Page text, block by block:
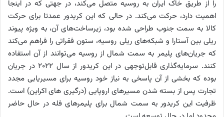
را از طریق خاک ایران به روسیه متصل می‌کند، در جهتی که در اینجا
اهمیت دارد، حرکت می‌کند. در حالی که این کریدور عمدتا برای حرکت
کالا به سمت جنوب طراحی شده بود، زیرساخت‌های آن، به ویژه پیوند
ریلی بین آستارا و شبکه‌های ریلی روسیه، ستون فقراتی را فراهم می‌کند
که جریان‌های پلیمر به سمت شمال از روسیه می‌توانند از آن استفاده
کنند. سرمایه‌گذاری قابل‌توجهی در این کریدور از سال ۲۰۲۲ در جریان
بوده که بخشی از آن پاسخی به نیاز خود روسیه برای مسیریابی مجدد
تجارت پس از بسته شدن مسیرهای اروپایی (درگیری های اکراین) است.
ظرفیت این کریدور به سمت شمال برای پلیمرهای فله در حال حاضر